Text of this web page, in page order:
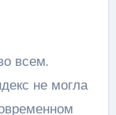
всем.
не могла